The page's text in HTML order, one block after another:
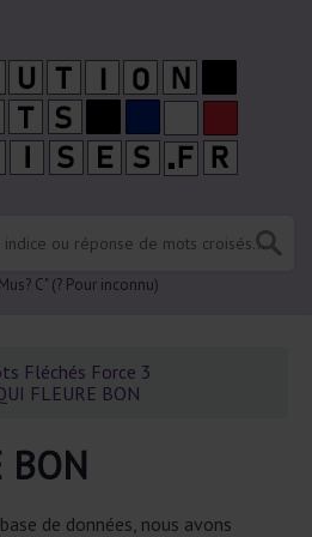
C" (? Pour inconnu)
Fléchés Force 3
FLEURE BON
BON
de données, nous avons